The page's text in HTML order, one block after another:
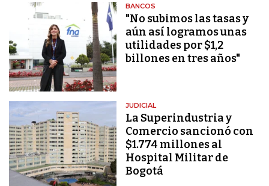
BANCOS
"No subimos las tasas y
aún así logramos unas
utilidades por $1,2
billones en tres años"
JUDICIAL
La Superindustria y
Comercio sancionó con
$1.774 millones al
Hospital Militar de
Bogotá